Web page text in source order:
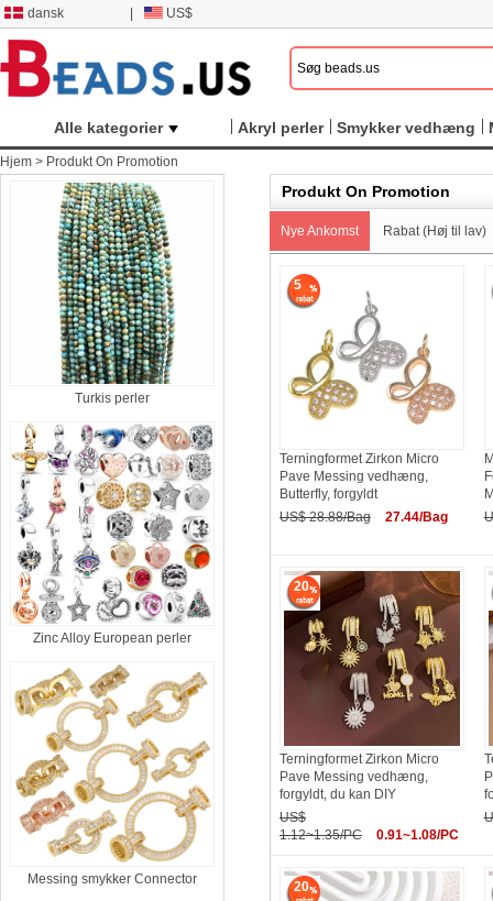
dansk US$
Alle kategorier Akryl perler Smykker vedhæng
Hjem > Produkt On Promotion
Turkis perler
Zinc Alloy European perler
Messing smykker Connector
Produkt On Promotion
Nye Ankomst Rabat (Høj til lav)
5
Terningformet Zirkon Micro
Pave Messing vedhæng,
Butterfly, forgyldt
US$ 28.88/Bag
27.44/Bag
20
Terningformet Zirkon Micro
Pave Messing vedhæng,
forgyldt, du kan DIY
US$
1.12~1.35/PC
0.91~1.08/PC
20